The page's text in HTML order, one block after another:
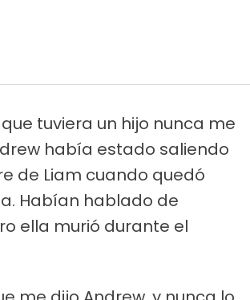
tuviera un hijo nunca me
había estado saliendo
de Liam cuando quedó
Habían hablado de
ella murió durante el